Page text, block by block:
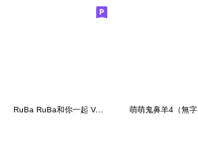
RuBa RuBa和你一起 Vol.2 萌萌鬼鼻羊4（無字